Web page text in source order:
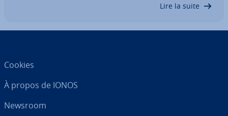
Lire la suite
Cookies
À propos de IONOS
Newsroom